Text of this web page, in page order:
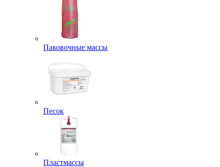
Паковочные массы
Песок
Пластмассы